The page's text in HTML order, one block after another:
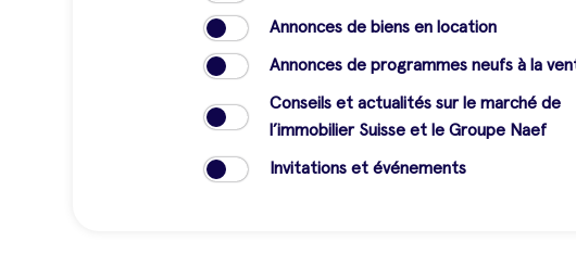
Annonces de biens en location
Annonces de programmes neufs à la
Conseils et actualités sur le marché de
l’immobilier Suisse et le Groupe Naef
Invitations et événements